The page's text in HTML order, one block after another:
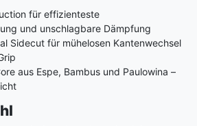
für effizienteste
und unschlagbare Dämpfung
Sidecut für mühelosen Kantenwechsel
aus Espe, Bambus und Paulowina –